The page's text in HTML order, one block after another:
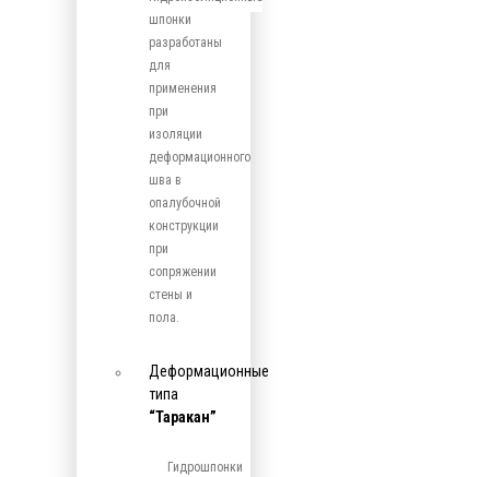
шпонки
разработаны
для
применения
при
изоляции
деформационного
шва в
опалубочной
конструкции
при
сопряжении
стены и
пола.
Деформационные
типа
“Таракан”
Гидрошпонки